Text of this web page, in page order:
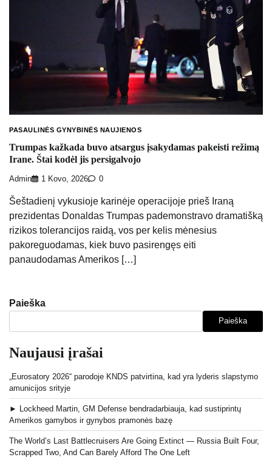
PASAULINĖS GYNYBINĖS NAUJIENOS
Trumpas kažkada buvo atsargus įsakydamas pakeisti režimą
Irane. Štai kodėl jis persigalvojo
Admin 1 Kovo, 2026 0
Šeštadienį vykusioje karinėje operacijoje prieš Iraną
prezidentas Donaldas Trumpas pademonstravo dramatišką
rizikos tolerancijos raidą, vos per kelis mėnesius
pakoreguodamas, kiek buvo pasirengęs eiti
panaudodamas Amerikos […]
Paieška
Paieška
Naujausi įrašai
„Eurosatory 2026“ parodoje KNDS patvirtina, kad yra lyderis slapstymo
amunicijos srityje
► Lockheed Martin, GM Defense bendradarbiauja, kad sustiprintų
Amerikos gamybos ir gynybos pramonės bazę
The World’s Last Battlecruisers Are Going Extinct — Russia Built Four,
Scrapped Two, And Can Barely Afford The One Left